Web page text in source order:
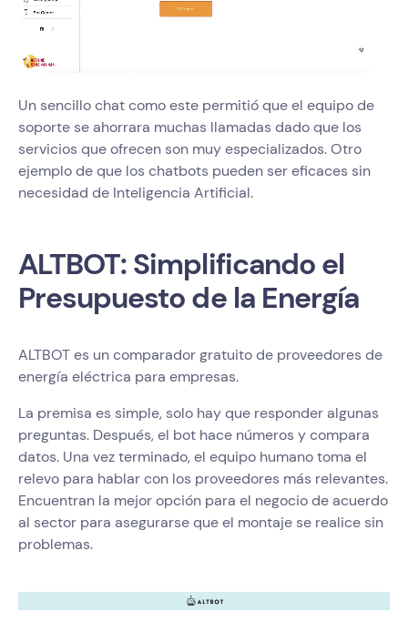
Un sencillo chat como este permitió que el equipo de
soporte se ahorrara muchas llamadas dado que los
servicios que ofrecen son muy especializados. Otro
ejemplo de que los chatbots pueden ser eficaces sin
necesidad de Inteligencia Artificial.
ALTBOT: Simplificando el
Presupuesto de la Energía
ALTBOT es un comparador gratuito de proveedores de
energía eléctrica para empresas.
La premisa es simple, solo hay que responder algunas
preguntas. Después, el bot hace números y compara
datos. Una vez terminado, el equipo humano toma el
relevo para hablar con los proveedores más relevantes.
Encuentran la mejor opción para el negocio de acuerdo
al sector para asegurarse que el montaje se realice sin
problemas.